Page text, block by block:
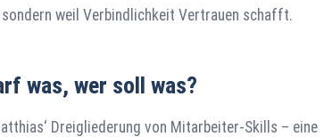
weil Verbindlichkeit Vertrauen schafft.
was, wer soll was?
Dreigliederung von Mitarbeiter-Skills – eine